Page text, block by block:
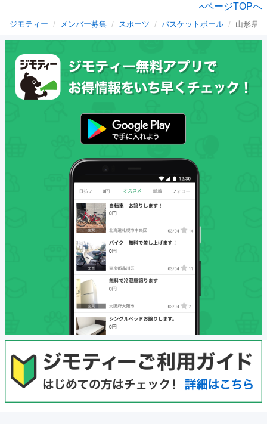
ページTOPへ
ジモティー メンバー募集 スポーツ バスケットボール 山形県